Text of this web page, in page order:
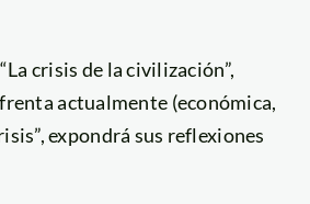
crisis de la civilización”,
actualmente (económica,
expondrá sus reflexiones